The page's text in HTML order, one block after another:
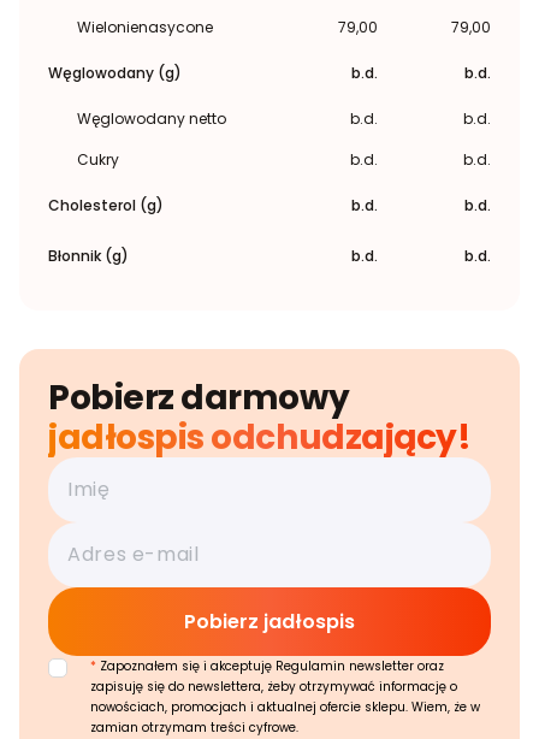
Wielonienasycone
79,00 79,00
Węglowodany (g) b.d. b.d.
Węglowodany netto b.d.
b.d.
Cukry
b.d. b.d.
Cholesterol (g) b.d. b.d.
Błonnik (g) b.d. b.d.
Pobierz darmowy
jadłospis odchudzający!
* Zapoznałem się i akceptuję Regulamin newsletter oraz
zapisuję się do newslettera, żeby otrzymywać informację o
nowościach, promocjach i aktualnej ofercie sklepu. Wiem, że w
zamian otrzymam treści cyfrowe.